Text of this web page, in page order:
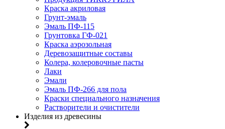
Краска акриловая
Грунт-эмаль
Эмаль ПФ-115
Грунтовка ГФ-021
Краска аэрозольная
Деревозащитные составы
Колера, колеровочные пасты
Лаки
Эмали
Эмаль ПФ-266 для пола
Краски специального назначения
Растворители и очистители
Изделия из древесины